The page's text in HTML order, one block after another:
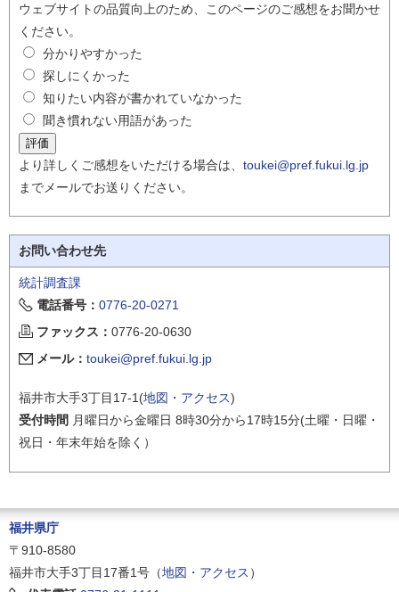
ウェブサイトの品質向上のため、このページのご感想をお聞かせ
ください。
分かりやすかった
探しにくかった
知りたい内容が書かれていなかった
聞き慣れない用語があった
より詳しくご感想をいただける場合は、 toukei@pref.fukui.lg.jp
までメールでお送りください。
お問い合わせ先
統計調査課
電話番号： 0776-20-0271
ファックス： 0776-20-0630
メール： toukei@pref.fukui.lg.jp
福井市大手3丁目17-1(地図・アクセス)
受付時間 月曜日から金曜日 8時30分から17時15分(土曜・日曜・
祝日・年末年始を除く）
福井県庁
〒910-8580
福井市大手3丁目17番1号（地図・アクセス ）